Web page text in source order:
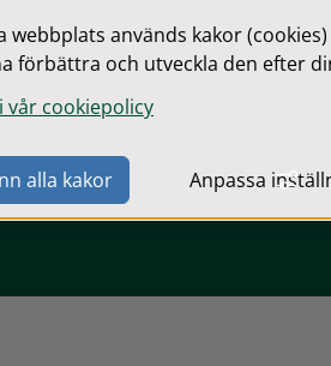
stöd
en
att lyssna
Psykisk
ansöka om?
webbplats används kakor
förbättra och utveckla den efter
vår cookiepolicy
alla kakor Anpassa